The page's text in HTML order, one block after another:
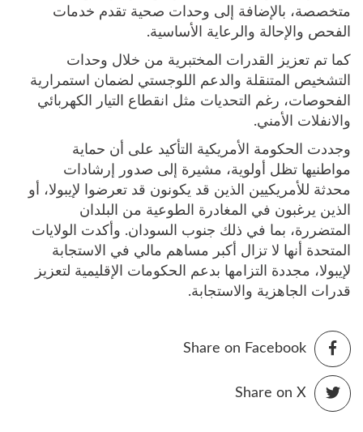
متخصصة، بالإضافة إلى وحدات صحية تقدم خدمات
الفحص والإحالة والرعاية الأساسية.
كما تم تعزيز القدرات المختبرية من خلال وحدات
التشخيص المتنقلة والدعم اللوجستي لضمان استمرارية
الفحوصات، رغم التحديات مثل انقطاع التيار الكهربائي
والانفلات الأمني.
وجددت الحكومة الأمريكية التأكيد على أن حماية
مواطنيها تظل أولوية، مشيرة إلى صدور إرشادات
محدثة للأمريكيين الذين قد يكونون قد تعرضوا لإيبولا، أو
الذين يرغبون في المغادرة الطوعية من البلدان
المتضررة، بما في ذلك جنوب السودان. وأكدت الولايات
المتحدة أنها لا تزال أكبر مساهم مالي في الاستجابة
لإيبولا، مجددة التزامها بدعم الحكومات الإقليمية لتعزيز
قدرات الجاهزية والاستجابة.
Share on Facebook
Share on X